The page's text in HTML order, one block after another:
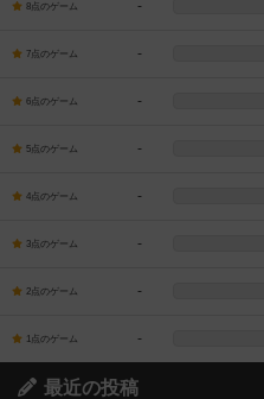
8点のゲーム -
7点のゲーム -
6点のゲーム -
5点のゲーム -
4点のゲーム -
3点のゲーム -
2点のゲーム -
1点のゲーム -
最近の投稿